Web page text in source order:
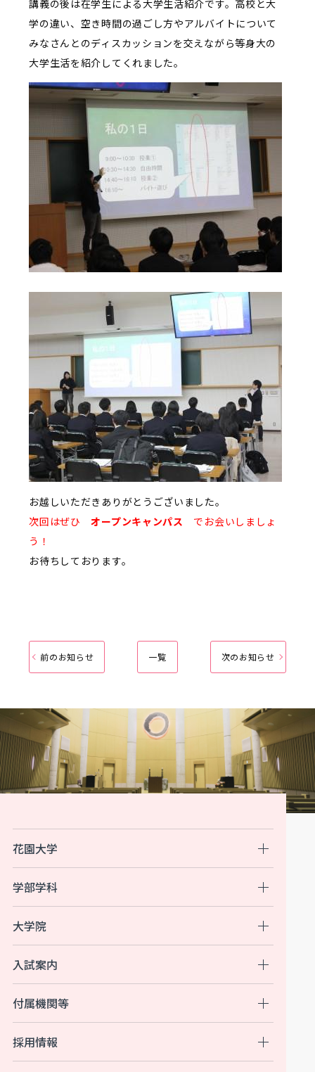
講義の後は在学生による大学生活紹介です。高校と大
学の違い、空き時間の過ごし方やアルバイトについて
みなさんとのディスカッションを交えながら等身大の
大学生活を紹介してくれました。
お越しいただきありがとうございました。
次回はぜひオープンキャンパス でお会いしましょ
う！
お待ちしております。
前のお知らせ 一覧 次のお知らせ
花園大学
入試案内
付属機関等
学部学科
大学院
採用情報